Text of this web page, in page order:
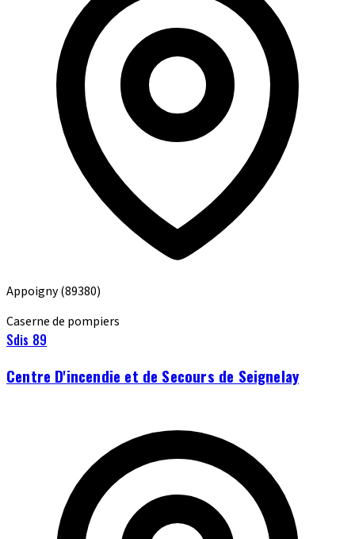
Appoigny(89380)
Caserne de pompiers
Sdis 89
Centre D'incendie et de Secours de Seignelay